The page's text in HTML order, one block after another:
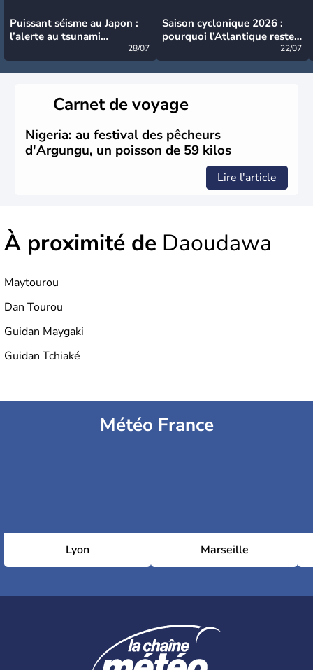
Puissant séisme au Japon :
l’alerte au tsunami
28/07
Saison cyclonique 2026 :
pourquoi l’Atlantique reste
22/07
Carnet de voyage
Nigeria: au festival des pêcheurs
d'Argungu, un poisson de 59 kilos
Lire l'article
À proximité de Daoudawa
Maytourou
Dan Tourou
Guidan Maygaki
Guidan Tchiaké
Météo France
Lyon Marseille